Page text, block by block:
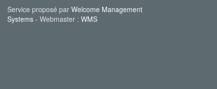
Service proposé par Welcome Management
Systems - Webmaster : WMS